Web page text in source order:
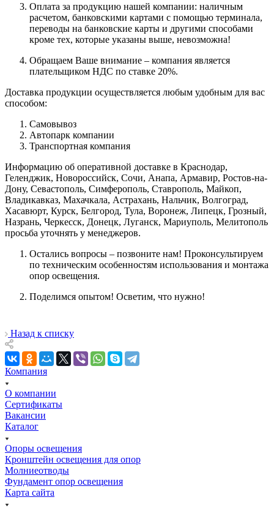
Оплата за продукцию нашей компании: наличным
расчетом, банковскими картами с помощью терминала,
переводы на банковские карты и другими способами
кроме тех, которые указаны выше, невозможна!
Обращаем Ваше внимание – компания является
плательщиком НДС по ставке 20%.
Доставка продукции осуществляется любым удобным для вас
способом:
Самовывоз
Автопарк компании
Транспортная компания
Информацию об оперативной доставке в Краснодар,
Геленджик, Новороссийск, Сочи, Анапа, Армавир, Ростов-на-
Дону, Севастополь, Симферополь, Ставрополь, Майкоп,
Владикавказ, Махачкала, Астрахань, Нальчик, Волгоград,
Хасавюрт, Курск, Белгород, Тула, Воронеж, Липецк, Грозный,
Назрань, Черкесск, Донецк, Луганск, Мариуполь, Мелитополь
просьба уточнять у менеджеров.
Остались вопросы – позвоните нам! Проконсультируем
по техническим особенностям использования и монтажа
опор освещения.
Поделимся опытом! Осветим, что нужно!
Назад к списку
Компания
О компании
Сертификаты
Вакансии
Каталог
Опоры освещения
Кронштейн освещения для опор
Молниеотводы
Фундамент опор освещения
Карта сайта